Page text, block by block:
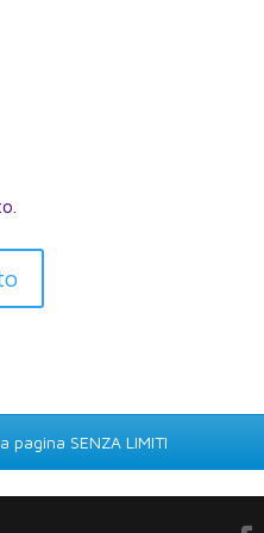
pagina SENZA LIMITI